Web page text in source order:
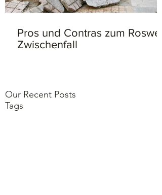
Pros und Contras zum Roswell
Zwischenfall
Our Recent Posts
Tags